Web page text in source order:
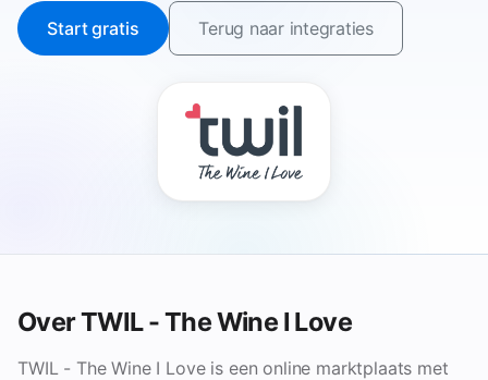
Start gratis Terug naar integraties
Over TWIL - The Wine I Love
TWIL - The Wine I Love is een online marktplaats met